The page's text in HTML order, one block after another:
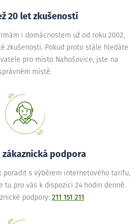
20 let zkušeností
i domácnostem už od roku 2002,
zkušenosti. Pokud proto stále hledáte
pro místo Nahošovice, jste na
místě.
zákaznická podpora
poradit s výběrem internetového tarifu,
tu pro vás k dispozici 24 hodin denně.
podpory: 211 151 211